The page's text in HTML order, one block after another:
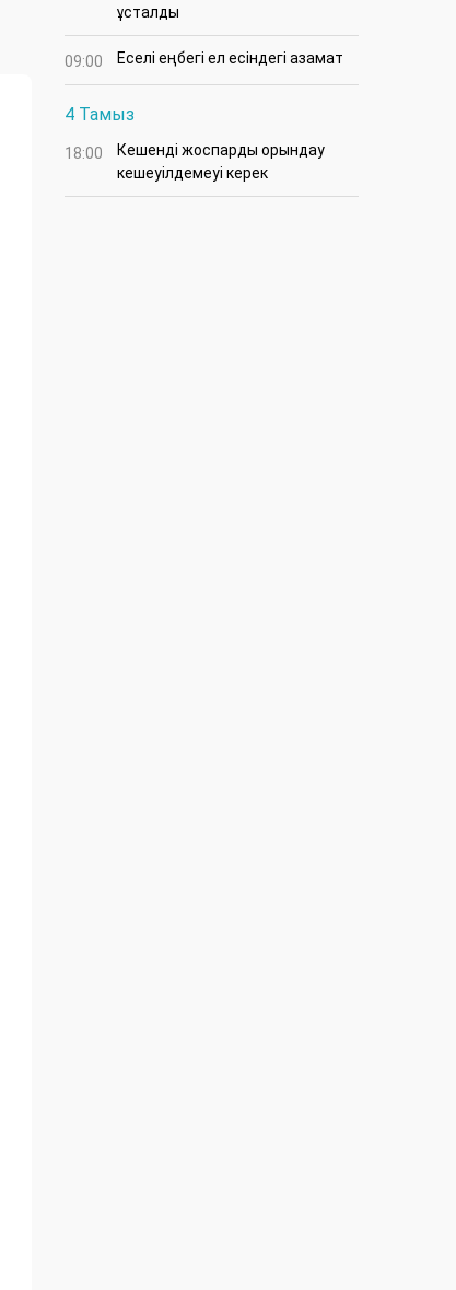
ұсталды
09:00 Еселі еңбегі ел есіндегі азамат
4 Тамыз
18:00
Кешенді жоспарды орындау
кешеуілдемеуі керек